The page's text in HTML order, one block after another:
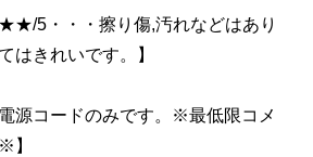
5・・・擦り傷,汚れなどはあり
はきれいです。】
源コードのみです。※最低限コメ
】